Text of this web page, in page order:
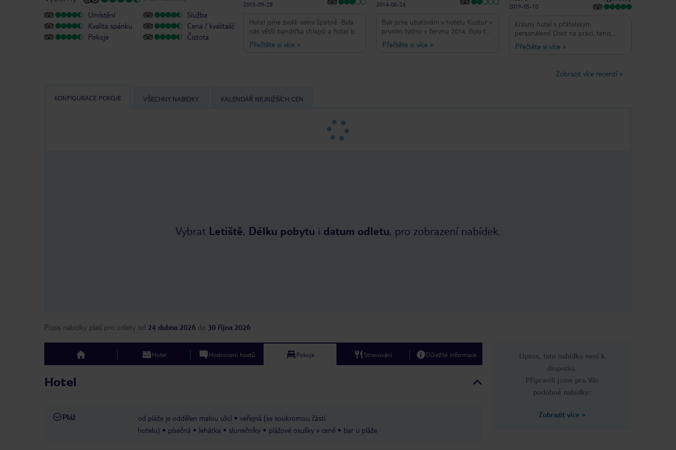
Umístění
Kvalita spánku
Pokoje
Služba
Cena / kvalitaść
Čistota
2015-09-28
Hotel jsme zvolili velmi špatně. Byla
nás větší bandička chlapů a hotel byl
určen spíše rodinám s dětmi.
Prostředí hotelu moc pěkné,
více.
Přečtěte si více »
2014-06-24
Byli jsme ubytováni v hotelu Kustur v
prvním týdnu v červnu 2014. Bylo to
poprvé a naposled. Místo, kde je
hotel umístěn, moře a příroda jsou
Přečtěte si více»
2019-05-10
Krásný hotel s přátelským
personálem! Dost na práci, tenis,
šipky, zumba a pěkné skluzavky u
bazénu. Tam jsou roztomilé veverky,
Každou noc pěkné aktivity z
animačního týmu s Barisem.
Přečtěte si více»
Zobrazit více recenzí»
KONFIGURACE POKOJE VŠECHNY NABÍDKY KALENDÁŘ NEJNIŽŠÍCH CEN
Vybrat Letiště, Délku pobytu i datum odletu, pro zobrazení nabídek.
Popis nabídky platí pro odlety od 24 dubna 2026 do 30 října 2026
top Hotel Hodnocení hostů Pokoje Stravování Důležité informace
Hotel
Pláž od pláže je oddělen malou ulicí
veřejná (se soukromou částí
hotelu)
písečná lehátka slunečníky plážové osušky v ceně bar u pláže
Upsss, tato nabídka není k
dispozici.
Připravili jsme pro Vás
podobné nabídky:
Zobrazit více »